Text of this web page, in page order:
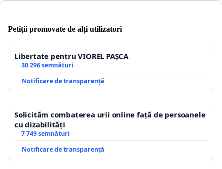
Petiții promovate de alți utilizatori
Libertate pentru VIOREL PAȘCA
30 296 semnături
Notificare de transparență
Solicităm combaterea urii online față de persoanele
cu dizabilități
7 749 semnături
Notificare de transparență